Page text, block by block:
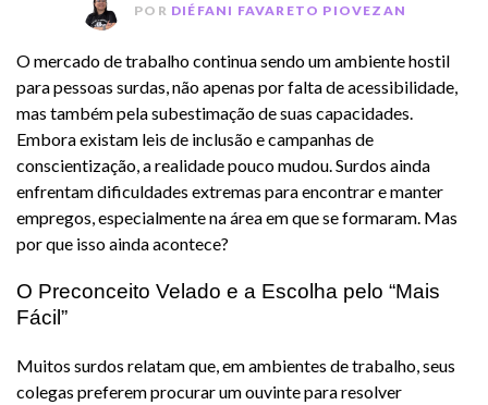
POR DIÉFANI FAVARETO PIOVEZAN
O mercado de trabalho continua sendo um ambiente hostil
para pessoas surdas, não apenas por falta de acessibilidade,
mas também pela subestimação de suas capacidades.
Embora existam leis de inclusão e campanhas de
conscientização, a realidade pouco mudou. Surdos ainda
enfrentam dificuldades extremas para encontrar e manter
empregos, especialmente na área em que se formaram. Mas
por que isso ainda acontece?
O Preconceito Velado e a Escolha pelo “Mais
Fácil”
Muitos surdos relatam que, em ambientes de trabalho, seus
colegas preferem procurar um ouvinte para resolver